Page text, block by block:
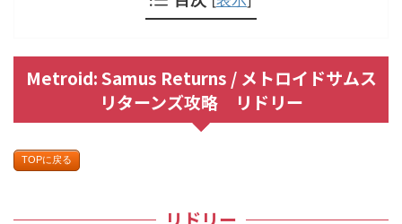
Metroid: Samus Returns / メトロイドサムス
リターンズ攻略 リドリー
TOPに戻る